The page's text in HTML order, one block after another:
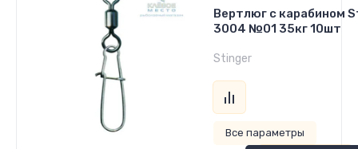
Вертлюг с карабином
3004 №01 35кг 10шт
Stinger
Все параметры